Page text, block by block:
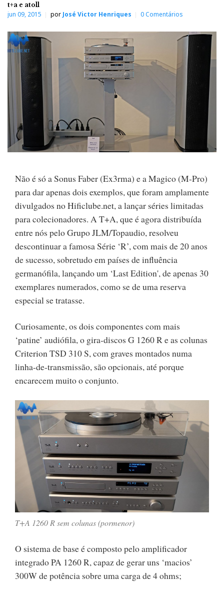
t+a e atoll
jun 09, 2015 por José Victor Henriques 0 Comentários
Não é só a Sonus Faber (Ex3rma) e a Magico (M-Pro)
para dar apenas dois exemplos, que foram amplamente
divulgados no Hificlube.net, a lançar séries limitadas
para colecionadores. A T+A, que é agora distribuída
entre nós pelo Grupo JLM/Topaudio, resolveu
descontinuar a famosa Série ‘R’, com mais de 20 anos
de sucesso, sobretudo em países de influência
germanófila, lançando um ‘Last Edition', de apenas 30
exemplares numerados, como se de uma reserva
especial se tratasse.
Curiosamente, os dois componentes com mais
‘patine’ audiófila, o gira-discos G 1260 R e as colunas
Criterion TSD 310 S, com graves montados numa
linha-de-transmissão, são opcionais, até porque
encarecem muito o conjunto.
T+A 1260 R sem colunas (pormenor)
O sistema de base é composto pelo amplificador
integrado PA 1260 R, capaz de gerar uns ‘macios’
300W de potência sobre uma carga de 4 ohms;